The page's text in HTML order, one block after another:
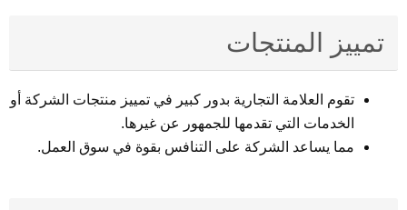
تمييز المنتجات
تقوم العلامة التجارية بدور كبير في تمييز منتجات الشركة أو
الخدمات التي تقدمها للجمهور عن غيرها.
مما يساعد الشركة على التنافس بقوة في سوق العمل.